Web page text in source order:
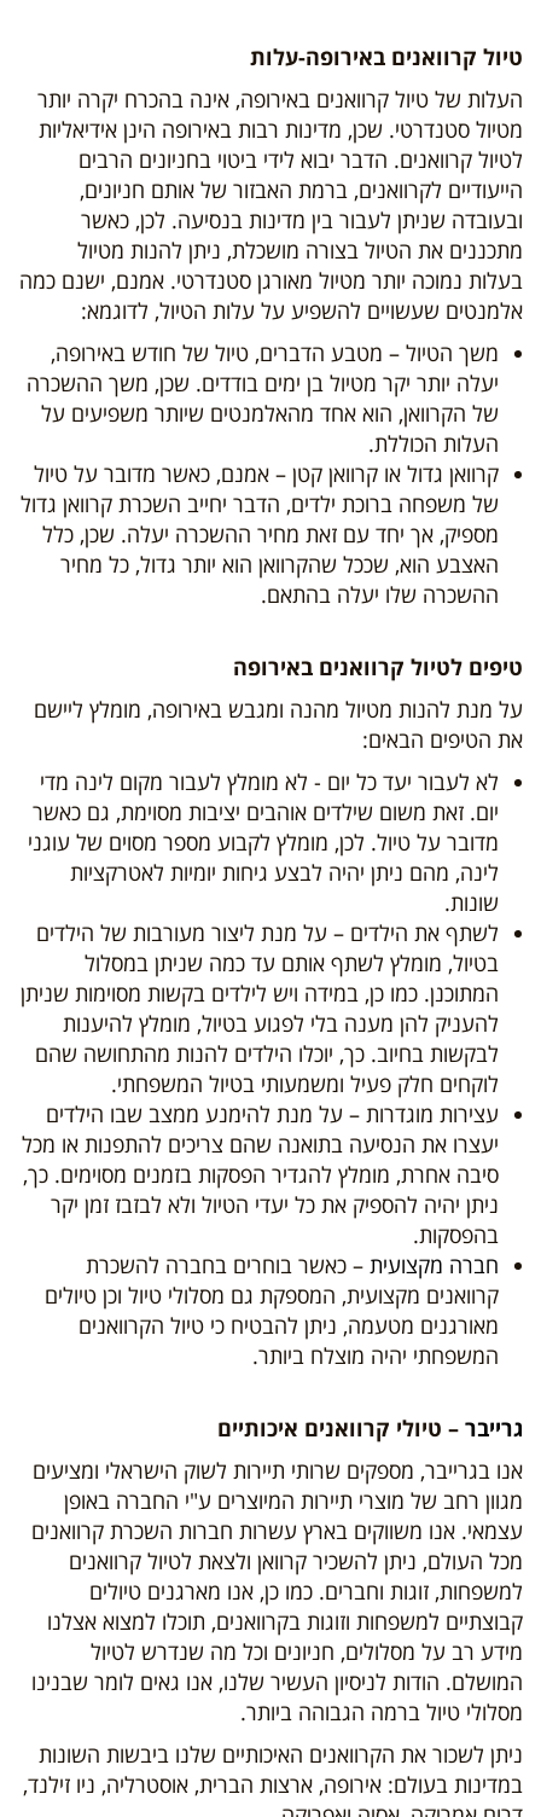
טיול קרוואנים באירופה-עלות
העלות של טיול קרוואנים באירופה, אינה בהכרח יקרה יותר
מטיול סטנדרטי. שכן, מדינות רבות באירופה הינן אידיאליות
לטיול קרוואנים. הדבר יבוא לידי ביטוי בחניונים הרבים
הייעודיים לקרוואנים, ברמת האבזור של אותם חניונים,
ובעובדה שניתן לעבור בין מדינות בנסיעה. לכן, כאשר
מתכננים את הטיול בצורה מושכלת, ניתן להנות מטיול
בעלות נמוכה יותר מטיול מאורגן סטנדרטי. אמנם, ישנם כמה
אלמנטים שעשויים להשפיע על עלות הטיול, לדוגמא:
משך הטיול – מטבע הדברים, טיול של חודש באירופה,
יעלה יותר יקר מטיול בן ימים בודדים. שכן, משך ההשכרה
של הקרוואן, הוא אחד מהאלמנטים שיותר משפיעים על
העלות הכוללת.
קרוואן גדול או קרוואן קטן – אמנם, כאשר מדובר על טיול
של משפחה ברוכת ילדים, הדבר יחייב השכרת קרוואן גדול
מספיק, אך יחד עם זאת מחיר ההשכרה יעלה. שכן, כלל
האצבע הוא, שככל שהקרוואן הוא יותר גדול, כל מחיר
ההשכרה שלו יעלה בהתאם.
טיפים לטיול קרוואנים באירופה
על מנת להנות מטיול מהנה ומגבש באירופה, מומלץ ליישם
את הטיפים הבאים:
לא לעבור יעד כל יום - לא מומלץ לעבור מקום לינה מדי
יום. זאת משום שילדים אוהבים יציבות מסוימת, גם כאשר
מדובר על טיול. לכן, מומלץ לקבוע מספר מסוים של עוגני
לינה, מהם ניתן יהיה לבצע גיחות יומיות לאטרקציות
שונות.
לשתף את הילדים – על מנת ליצור מעורבות של הילדים
בטיול, מומלץ לשתף אותם עד כמה שניתן במסלול
המתוכנן. כמו כן, במידה ויש לילדים בקשות מסוימות שניתן
להעניק להן מענה בלי לפגוע בטיול, מומלץ להיענות
לבקשות בחיוב. כך, יוכלו הילדים להנות מהתחושה שהם
לוקחים חלק פעיל ומשמעותי בטיול המשפחתי.
עצירות מוגדרות – על מנת להימנע ממצב שבו הילדים
יעצרו את הנסיעה בתואנה שהם צריכים להתפנות או מכל
סיבה אחרת, מומלץ להגדיר הפסקות בזמנים מסוימים. כך,
ניתן יהיה להספיק את כל יעדי הטיול ולא לבזבז זמן יקר
בהפסקות.
חברה מקצועית – כאשר בוחרים בחברה להשכרת
קרוואנים מקצועית, המספקת גם מסלולי טיול וכן טיולים
מאורגנים מטעמה, ניתן להבטיח כי טיול הקרוואנים
המשפחתי יהיה מוצלח ביותר.
גרייבר – טיולי קרוואנים איכותיים
אנו בגרייבר, מספקים שרותי תיירות לשוק הישראלי ומציעים
מגוון רחב של מוצרי תיירות המיוצרים ע"י החברה באופן
עצמאי. אנו משווקים בארץ עשרות חברות השכרת קרוואנים
מכל העולם, ניתן להשכיר קרוואן ולצאת לטיול קרוואנים
למשפחות, זוגות וחברים. כמו כן, אנו מארגנים טיולים
קבוצתיים למשפחות וזוגות בקרוואנים, תוכלו למצוא אצלנו
מידע רב על מסלולים, חניונים וכל מה שנדרש לטיול
המושלם. הודות לניסיון העשיר שלנו, אנו גאים לומר שבנינו
מסלולי טיול ברמה הגבוהה ביותר.
ניתן לשכור את הקרוואנים האיכותיים שלנו ביבשות השונות
במדינות בעולם: אירופה, ארצות הברית, אוסטרליה, ניו זילנד,